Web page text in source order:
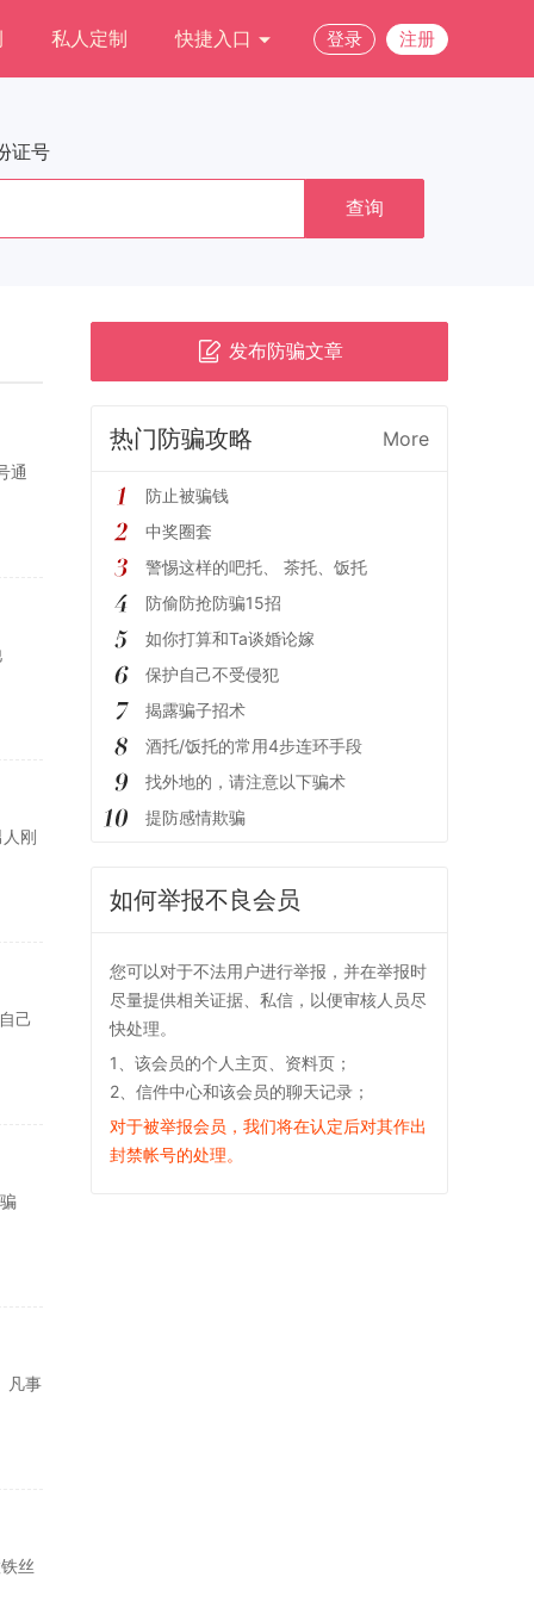
私人定制 快捷入口 登录 注册
证号
查询
通
刚
己
凡事
丝
发布防骗文章
热门防骗攻略 More
防止被骗钱
中奖圈套
警惕这样的吧托、 茶托、饭托
防偷防抢防骗15招
如你打算和Ta谈婚论嫁
保护自己不受侵犯
揭露骗子招术
酒托/饭托的常用4步连环手段
找外地的，请注意以下骗术
提防感情欺骗
如何举报不良会员
您可以对于不法用户进行举报，并在举报时
尽量提供相关证据、私信，以便审核人员尽
快处理。
1、该会员的个人主页、资料页；
2、信件中心和该会员的聊天记录；
对于被举报会员，我们将在认定后对其作出
封禁帐号的处理。